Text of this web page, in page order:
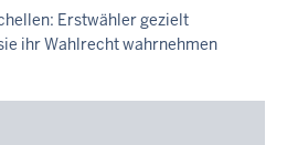
Erstwähler gezielt
ihr Wahlrecht wahrnehmen